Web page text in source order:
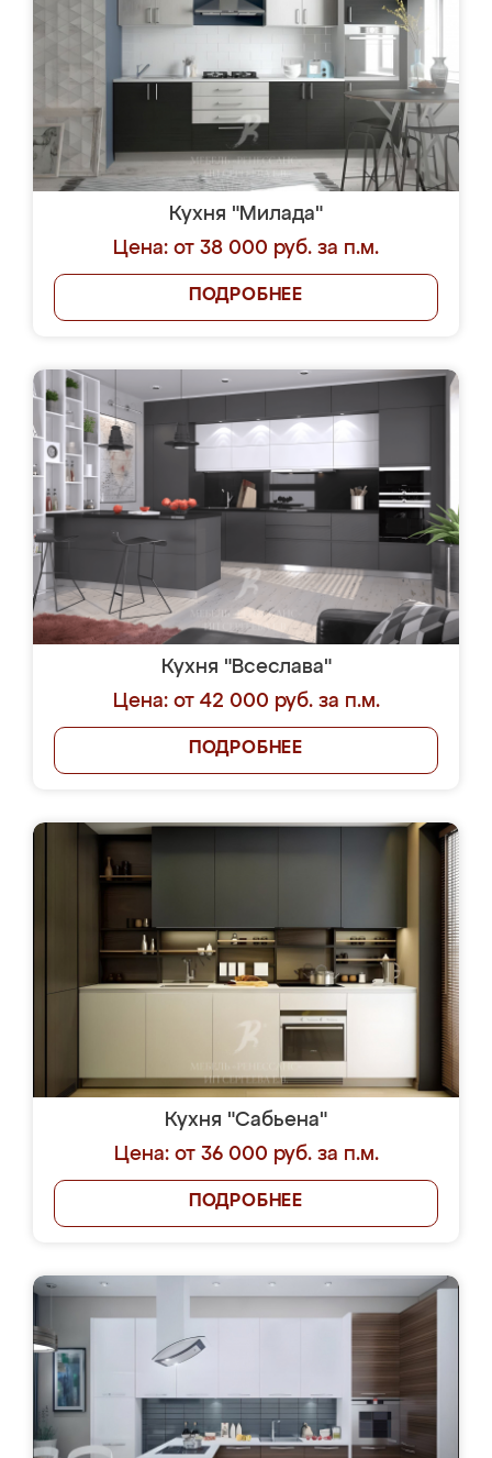
Кухня "Милада"
Цена: от 38 000 руб. за п.м.
ПОДРОБНЕЕ
Кухня "Всеслава"
Цена: от 42 000 руб. за п.м.
ПОДРОБНЕЕ
Кухня "Сабьена"
Цена: от 36 000 руб. за п.м.
ПОДРОБНЕЕ